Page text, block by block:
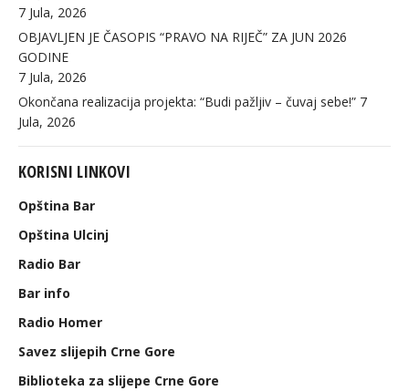
7 Jula, 2026
OBJAVLJEN JE ČASOPIS “PRAVO NA RIJEČ” ZA JUN 2026
GODINE
7 Jula, 2026
Okončana realizacija projekta: “Budi pažljiv – čuvaj sebe!” 7
Jula, 2026
KORISNI LINKOVI
Opština Bar
Opština Ulcinj
Radio Bar
Bar info
Radio Homer
Savez slijepih Crne Gore
Biblioteka za slijepe Crne Gore